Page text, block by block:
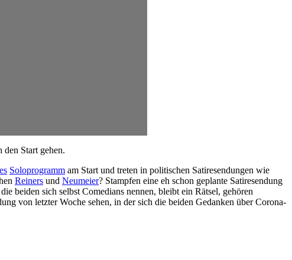
Start gehen.
Soloprogramm am Start und treten in politischen Satiresendungen wie
Reiners und Neumeier? Stampfen eine eh schon geplante Satiresendung
beiden sich selbst Comedians nennen, bleibt ein Rätsel, gehören
von letzter Woche sehen, in der sich die beiden Gedanken über Corona-